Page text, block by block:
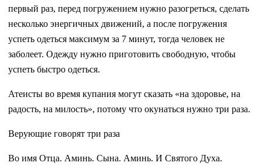
первый раз, перед погружением нужно разогреться, сделать
несколько энергичных движений, а после погружения
успеть одеться максимум за 7 минут, тогда человек не
заболеет. Одежду нужно приготовить свободную, чтобы
успеть быстро одеться.
Атеисты во время купания могут сказать «на здоровье, на
радость, на милость», потому что окунаться нужно три раза.
Верующие говорят три раза
Во имя Отца. Аминь. Сына. Аминь. И Святого Духа.